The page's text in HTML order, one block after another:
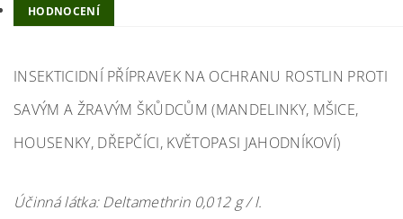
HODNOCENÍ
INSEKTICIDNÍ PŘÍPRAVEK NA OCHRANU ROSTLIN PROTI
SAVÝM A ŽRAVÝM ŠKŮDCŮM (MANDELINKY, MŠICE,
HOUSENKY, DŘEPČÍCI, KVĚTOPASI JAHODNÍKOVÍ)
Účinná látka: Deltamethrin 0,012 g / l.